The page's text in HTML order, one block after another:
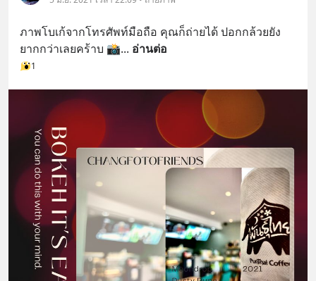
ภาพโบเก้จากโทรศัพท์มือถือ คุณก็ถ่ายได้ ปอกกล้วยยัง
ยากกว่าเลยคร้าบ 📸... อ่านต่อ
1